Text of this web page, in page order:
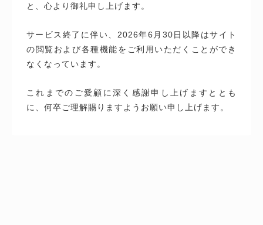
と、心より御礼申し上げます。
サービス終了に伴い、2026年6月30日以降はサイト
の閲覧および各種機能をご利用いただくことができ
なくなっています。
これまでのご愛顧に深く感謝申し上げますととも
に、何卒ご理解賜りますようお願い申し上げます。